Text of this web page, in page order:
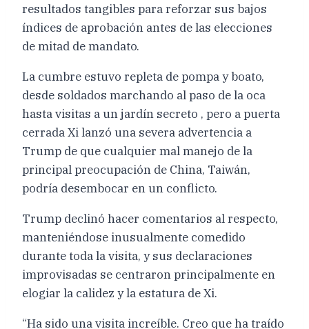
resultados tangibles para reforzar sus bajos
índices de aprobación antes de las elecciones
de mitad de mandato.
La cumbre estuvo repleta de pompa y boato,
desde soldados marchando al paso de la oca
hasta visitas a un jardín secreto , pero a puerta
cerrada Xi lanzó una severa advertencia a
Trump de que cualquier mal manejo de la
principal preocupación de China, Taiwán,
podría desembocar en un conflicto.
Trump declinó hacer comentarios al respecto,
manteniéndose inusualmente comedido
durante toda la visita, y sus declaraciones
improvisadas se centraron principalmente en
elogiar la calidez y la estatura de Xi.
“Ha sido una visita increíble. Creo que ha traído